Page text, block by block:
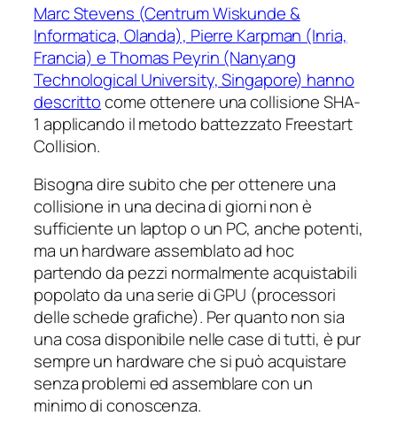
Marc Stevens (Centrum Wiskunde &
Informatica, Olanda), Pierre Karpman (Inria,
Francia) e Thomas Peyrin (Nanyang
Technological University, Singapore) hanno
descrittocome ottenere una collisione SHA-
1 applicando il metodo battezzato Freestart
Collision.
Bisogna dire subito che per ottenere una
collisione in una decina di giorni non è
sufficiente un laptop o un PC, anche potenti,
ma un hardware assemblato ad hoc
partendo da pezzi normalmente acquistabili
popolato da una serie di GPU (processori
delle schede grafiche). Per quanto non sia
una cosa disponibile nelle case di tutti, è pur
sempre un hardware che si può acquistare
senza problemi ed assemblare con un
minimo di conoscenza.